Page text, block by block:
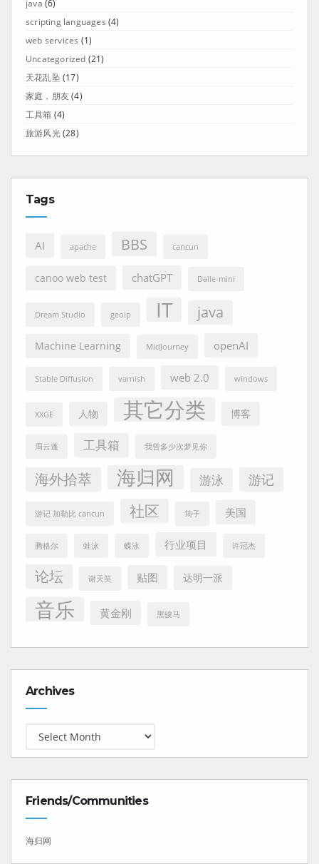
java (6)
scripting languages (4)
web services (1)
Uncategorized (21)
天花乱坠 (17)
家庭，朋友(4)
工具箱 (4)
旅游风光(28)
Tags
AI apache BBS cancun
canoo web test chatGPT Dalle-mini
Dream Studio geoip IT java
Machine Learning MidJourney openAI
Stable Diffusion varnish web 2.0 windows
XXGE 人物 其它分类 博客
周云蓬 工具箱 我曾多少次梦见你
海外拾萃 海归网 游泳 游记
游记 加勒比 cancun 社区 筠子 美国
腾格尔 蛙泳 蝶泳 行业项目 许冠杰
论坛 谢天笑 贴图 达明一派
音乐 黄金刚 黑骏马
Archives
Friends/Communities
海归网